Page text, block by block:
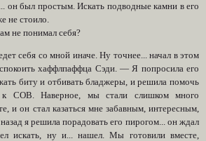
он был простым. Искать подводные камни в его
не стоило.
не понимал себя?
себя со мной иначе. Ну точнее... начал в этом
хаффлпаффца Сэди. — Я попросила его
биту и отбивать бладжеры, и решила помочь
к СОВ. Наверное, мы стали слишком много
и он стал казаться мне забавным, интересным,
я решила порадовать его пирогом... он ждал
искать, ну и... нашел. Мы готовили вместе,